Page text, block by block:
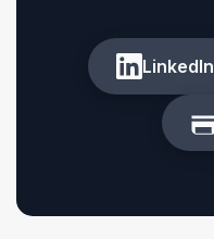
LinkedIn